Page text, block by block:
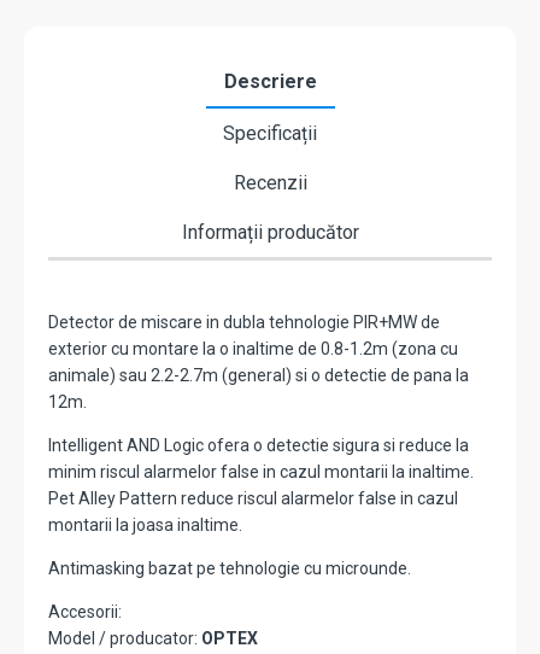
Descriere
Specificații
Recenzii
Informații producător
Detector de miscare in dubla tehnologie PIR+MW de
exterior cu montare la o inaltime de 0.8-1.2m (zona cu
animale) sau 2.2-2.7m (general) si o detectie de pana la
12m.
Intelligent AND Logic ofera o detectie sigura si reduce la
minim riscul alarmelor false in cazul montarii la inaltime.
Pet Alley Pattern reduce riscul alarmelor false in cazul
montarii la joasa inaltime.
Antimasking bazat pe tehnologie cu microunde.
Accesorii:
Model / producator: OPTEX